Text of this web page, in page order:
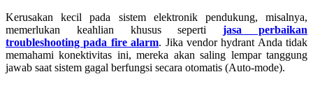
Kerusakan kecil pada sistem elektronik pendukung, misalnya,
memerlukan keahlian khusus sepertijasa perbaikan
troubleshooting pada fire alarm. Jika vendor hydrant Anda tidak
memahami konektivitas ini, mereka akan saling lempar tanggung
jawab saat sistem gagal berfungsi secara otomatis (Auto-mode).